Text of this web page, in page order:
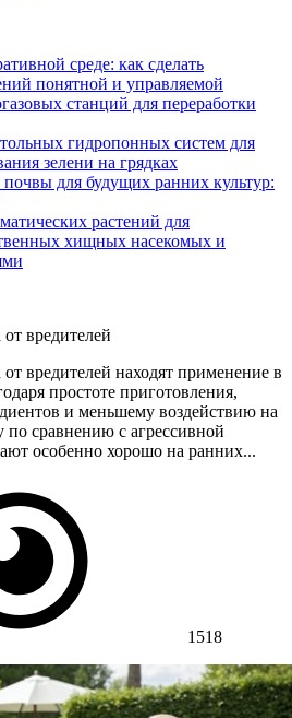
среде: как сделать
понятной и управляемой
станций для переработки
гидропонных систем для
зелени на грядках
для будущих ранних культур:
растений для
хищных насекомых и
вредителей
вредителей находят применение в
простоте приготовления,
и меньшему воздействию на
сравнению с агрессивной
особенно хорошо на ранних...
1518